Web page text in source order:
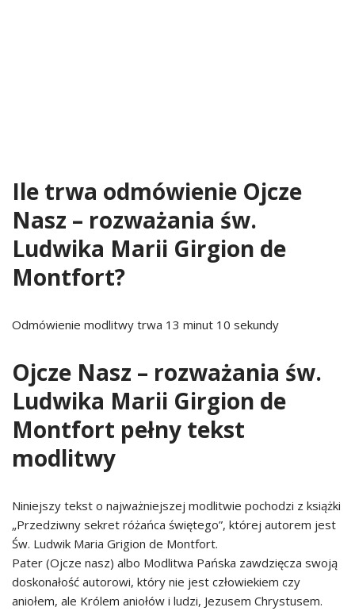
Ile trwa odmówienie Ojcze
Nasz – rozważania św.
Ludwika Marii Girgion de
Montfort?
Odmówienie modlitwy trwa 13 minut 10 sekundy
Ojcze Nasz – rozważania św.
Ludwika Marii Girgion de
Montfort pełny tekst
modlitwy
Niniejszy tekst o najważniejszej modlitwie pochodzi z książki
„Przedziwny sekret różańca świętego”, której autorem jest
Św. Ludwik Maria Grigion de Montfort.
Pater (Ojcze nasz) albo Modlitwa Pańska zawdzięcza swoją
doskonałość autorowi, który nie jest człowiekiem czy
aniołem, ale Królem aniołów i ludzi, Jezusem Chrystusem.